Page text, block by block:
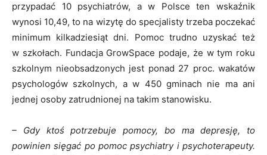
przypadać 10 psychiatrów, a w Polsce ten wskaźnik
wynosi 10,49, to na wizytę do specjalisty trzeba poczekać
minimum kilkadziesiąt dni. Pomoc trudno uzyskać też
w szkołach. Fundacja GrowSpace podaje, że w tym roku
szkolnym nieobsadzonych jest ponad 27 proc. wakatów
psychologów szkolnych, a w 450 gminach nie ma ani
jednej osoby zatrudnionej na takim stanowisku.
– Gdy ktoś potrzebuje pomocy, bo ma depresję, to
powinien sięgać po pomoc psychiatry i psychoterapeuty.